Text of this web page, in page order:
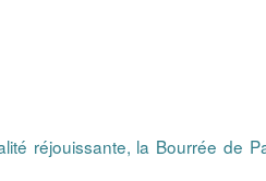
réjouissante, la Bourrée de